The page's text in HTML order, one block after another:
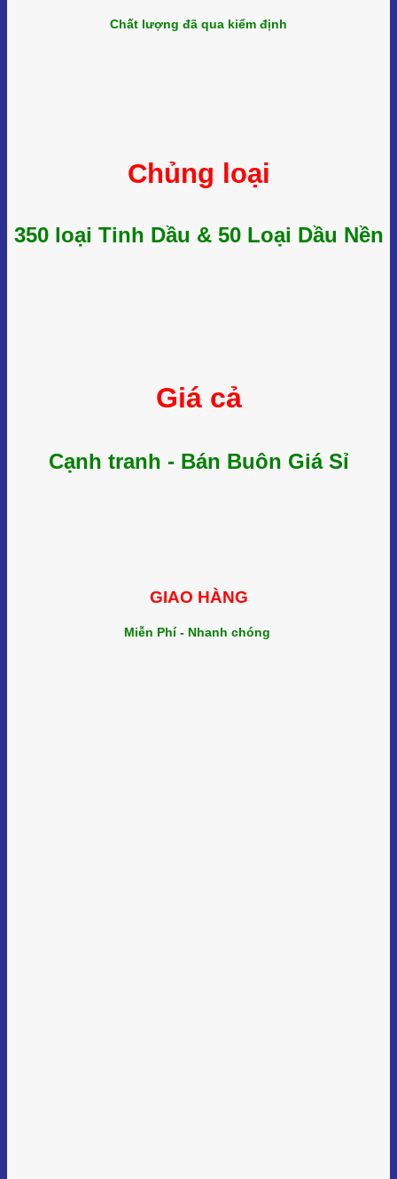
Chất lượng đã qua kiểm định
Chủng loại
350 loại Tinh Dầu & 50 Loại Dầu Nền
Giá cả
Cạnh tranh - Bán Buôn Giá Sỉ
GIAO HÀNG
Miễn Phí - Nhanh chóng